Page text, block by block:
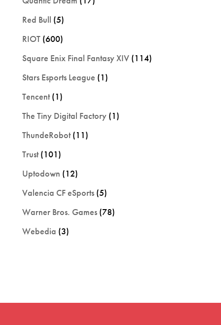
Red Bull (5)
RIOT(600)
Square Enix Final Fantasy XIV(114)
Stars Esports League (1)
Tencent(1)
The Tiny Digital Factory(1)
ThundeRobot(11)
Trust(101)
Uptodown (12)
Valencia CF eSports(5)
Warner Bros. Games(78)
Webedia (3)